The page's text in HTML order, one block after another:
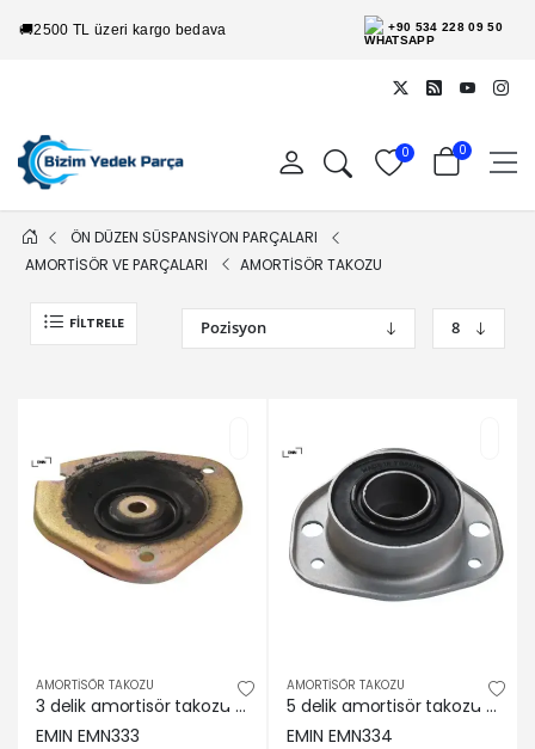
🚚2500 TL üzeri kargo bedava +90 534 228 09 50
0 0
ÖN DÜZEN SÜSPANSİYON PARÇALARI
AMORTİSÖR VE PARÇALARI
AMORTİSÖR TAKOZU
FILTRELE
AMORTİSÖR TAKOZU
3 delik amortisör takozu dogan-kartal-sahın emın 85006635
EMIN EMN333
AMORTİSÖR TAKOZU
5 delik amortisör takozu dogan-kartal-sahın emın 5933818
EMIN EMN334